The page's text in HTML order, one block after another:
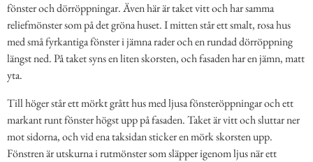
fönster och dörröppningar. Även här är taket vitt och har samma
reliefmönster som på det gröna huset. I mitten står ett smalt, rosa hus
med små fyrkantiga fönster i jämna rader och en rundad dörröppning
längst ned. På taket syns en liten skorsten, och fasaden har en jämn, matt
yta.
Till höger står ett mörkt grått hus med ljusa fönsteröppningar och ett
markant runt fönster högst upp på fasaden. Taket är vitt och sluttar ner
mot sidorna, och vid ena taksidan sticker en mörk skorsten upp.
Fönstren är utskurna i rutmönster som släpper igenom ljus när ett